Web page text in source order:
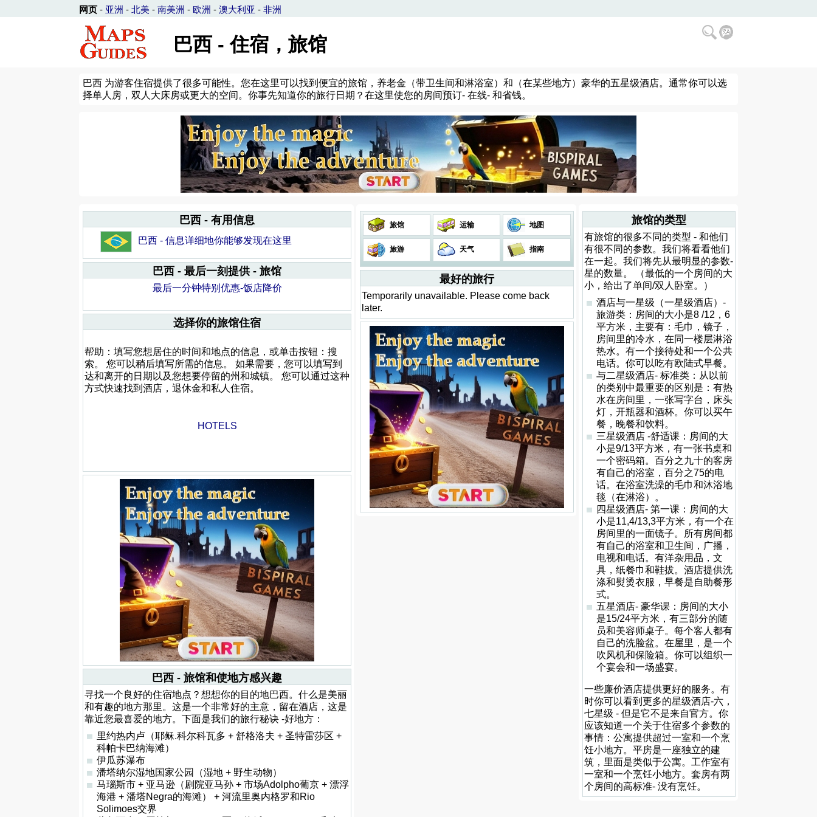
网页 - 亚洲 - 北美 - 南美洲 - 欧洲 - 澳大利亚 - 非洲
巴西 - 住宿，旅馆
巴西 为游客住宿提供了很多可能性。您在这里可以找到便宜的旅馆，养老金（带卫生间和淋浴室）和（在某些地方）豪华的五星级酒店。通常你可以选
择单人房，双人大床房或更大的空间。你事先知道你的旅行日期？在这里使您的房间预订- 在线- 和省钱。
巴西 - 有用信息
巴西 - 信息详细地你能够发现在这里
巴西 - 最后一刻提供 - 旅馆
最后一分钟特别优惠-饭店降价
选择你的旅馆住宿
帮助：填写您想居住的时间和地点的信息，或单击按钮：搜
索。 您可以稍后填写所需的信息。 如果需要，您可以填写到
达和离开的日期以及您想要停留的州和城镇。 您可以通过这种
方式快速找到酒店，退休金和私人住宿。
HOTELS
巴西 - 旅馆和使地方感兴趣
寻找一个良好的住宿地点？想想你的目的地巴西。什么是美丽
和有趣的地方那里。这是一个非常好的主意，留在酒店，这是
靠近您最喜爱的地方。下面是我们的旅行秘诀 -好地方：
里约热内卢（耶稣.科尔科瓦多 + 舒格洛夫 + 圣特雷莎区 +
科帕卡巴纳海滩）
伊瓜苏瀑布
潘塔纳尔湿地国家公园（湿地 + 野生动物）
马瑙斯市 + 亚马逊（剧院亚马孙 + 市场Adolpho葡京 + 漂浮
海港 + 潘塔Negra的海滩） + 河流里奥内格罗和Rio
Solimoes交界
旅馆 运输 地图
旅游 天气 指南
最好的旅行
Temporarily unavailable. Please come back
later.
旅馆的类型
有旅馆的很多不同的类型 - 和他们
有很不同的参数。我们将看看他们
在一起。我们将先从最明显的参数-
星的数量。 （最低的一个房间的大
小，给出了单间/双人卧室。）
酒店与一星级（一星级酒店）-
旅游类：房间的大小是8 /12，6
平方米，主要有：毛巾，镜子，
房间里的冷水，在同一楼层淋浴
热水。有一个接待处和一个公共
电话。你可以吃有欧陆式早餐。
与二星级酒店- 标准类：从以前
的类别中最重要的区别是：有热
水在房间里，一张写字台，床头
灯，开瓶器和酒杯。你可以买午
餐，晚餐和饮料。
三星级酒店 -舒适课：房间的大
小是9/13平方米，有一张书桌和
一个密码箱。百分之九十的客房
有自己的浴室，百分之75的电
话。在浴室洗澡的毛巾和沐浴地
毯（在淋浴）。
四星级酒店- 第一课：房间的大
小是11,4/13,3平方米，有一个在
房间里的一面镜子。所有房间都
有自己的浴室和卫生间，广播，
电视和电话。有洋杂用品，文
具，纸餐巾和鞋拔。酒店提供洗
涤和熨烫衣服，早餐是自助餐形
式。
五星酒店- 豪华课：房间的大小
是15/24平方米，有三部分的随
员和美容师桌子。每个客人都有
自己的洗脸盆。在屋里，是一个
吹风机和保险箱。你可以组织一
个宴会和一场盛宴。
一些廉价酒店提供更好的服务。有
时你可以看到更多的星级酒店-六，
七星级 - 但是它不是来自官方。你
应该知道一个关于住宿多个参数的
事情：公寓提供超过一室和一个烹
饪小地方。平房是一座独立的建
筑，里面是类似于公寓。工作室有
一室和一个烹饪小地方。套房有两
个房间的高标准- 没有烹饪。